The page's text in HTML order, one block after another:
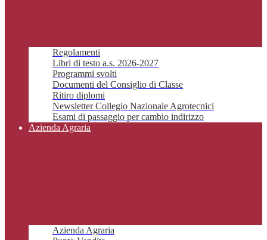
Regolamenti
Libri di testo a.s. 2026-2027
Programmi svolti
Documenti del Consiglio di Classe
Ritiro diplomi
Newsletter Collegio Nazionale Agrotecnici
Esami di passaggio per cambio indirizzo
Azienda Agraria
Azienda Agraria